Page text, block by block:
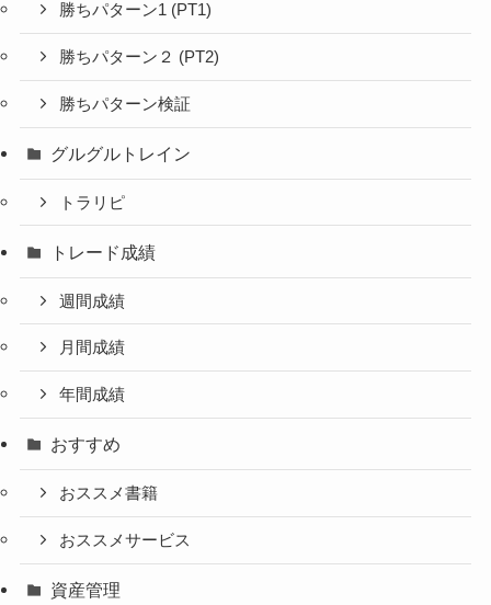
勝ちパターン1 (PT1)
勝ちパターン２ (PT2)
勝ちパターン検証
グルグルトレイン
トラリピ
トレード成績
週間成績
月間成績
年間成績
おすすめ
おススメ書籍
おススメサービス
資産管理